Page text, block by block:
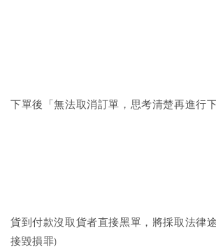
下單後「無法取消訂單，思考清楚再進行下
貨到付款沒取貨者直接黑單，將採取法律
接毀損罪)